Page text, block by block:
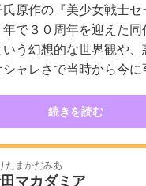
原作の『美少女戦士セ
で３０周年を迎えた同
いう幻想的な世界観や
シャレさで当時から今
続きを読む
たまかだみあ
マカダミア